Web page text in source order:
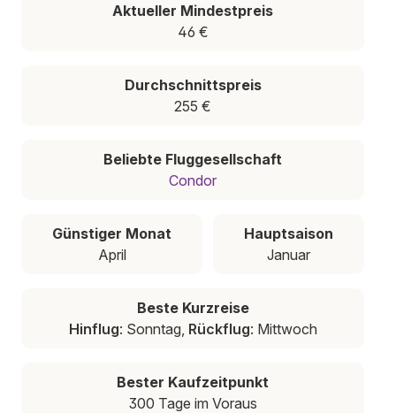
Aktueller Mindestpreis
46 €
Durchschnittspreis
255 €
Beliebte Fluggesellschaft
Condor
Günstiger Monat
April
Hauptsaison
Januar
Beste Kurzreise
Hinflug: Sonntag, Rückflug: Mittwoch
Bester Kaufzeitpunkt
300 Tage im Voraus